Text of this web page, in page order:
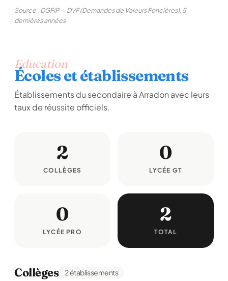
Source : DGFiP — DVF (Demandes de Valeurs Foncières), 5
dernières années
Education
Écoles et établissements
Établissements du secondaire à Arradon avec leurs
taux de réussite officiels.
2
COLLÈGES
0
LYCÉE GT
0
LYCÉE PRO
2
TOTAL
Collèges 2 établissements